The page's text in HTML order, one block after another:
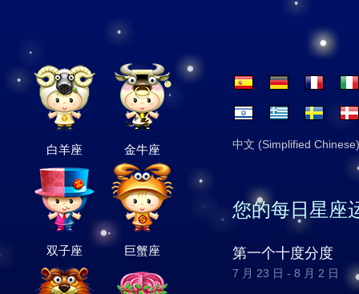
白羊座 金牛座
双子座 巨蟹座
中文 (Simplified Chinese)
您的每日星座
第一个十度分度
7 月 23 日 - 8 月 2 日